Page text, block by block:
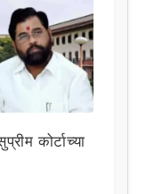
कोर्टाच्या